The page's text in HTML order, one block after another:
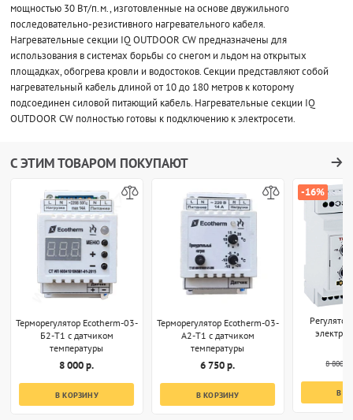
мощностью 30 Вт/п.м., изготовленные на основе двужильного
последовательно-резистивного нагревательного кабеля.
Нагревательные секции IQ OUTDOOR CW предназначены для
использования в системах борьбы со снегом и льдом на открытых
площадках, обогрева кровли и водостоков. Секции представляют собой
нагревательный кабель длиной от 10 до 180 метров к которому
подсоединен силовой питающий кабель. Нагревательные секции IQ
OUTDOOR CW полностью готовы к подключению к электросети.
С ЭТИМ ТОВАРОМ ПОКУПАЮТ
Терморегулятор Ecotherm-03-
Б2-T1 с датчиком
температуры
8 000 р.
В КОРЗИНУ
Терморегулятор Ecotherm-03-
А2-T1 с датчиком
температуры
6 750 р.
В КОРЗИНУ
-16%
8 800 р.
В